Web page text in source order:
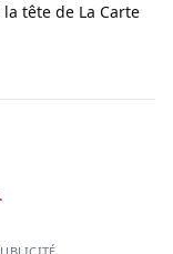
tête de La Carte